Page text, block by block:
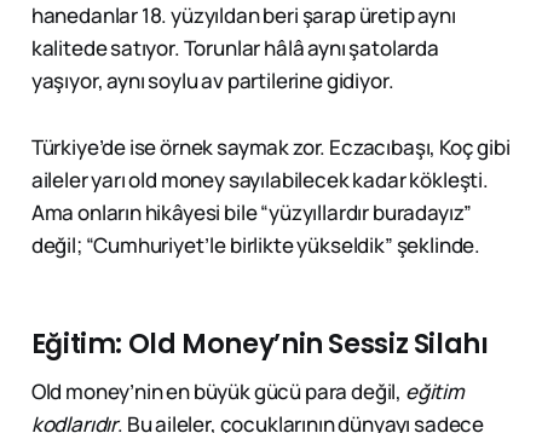
hanedanlar 18. yüzyıldan beri şarap üretip aynı
kalitede satıyor. Torunlar hâlâ aynı şatolarda
yaşıyor, aynı soylu av partilerine gidiyor.
Türkiye’de ise örnek saymak zor. Eczacıbaşı, Koç gibi
aileler yarı old money sayılabilecek kadar kökleşti.
Ama onların hikâyesi bile “yüzyıllardır buradayız”
değil; “Cumhuriyet’le birlikte yükseldik” şeklinde.
Eğitim: Old Money’nin Sessiz Silahı
Old money’nin en büyük gücü para değil, eğitim
kodlarıdır. Bu aileler, çocuklarının dünyayı sadece